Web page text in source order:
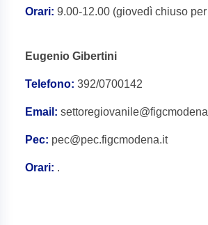
Orari: 9.00-12.00 (giovedì chiuso
Eugenio Gibertini
Telefono: 392/0700142
Email:
Pec: pec@pec.figcmodena.it
Orari: .